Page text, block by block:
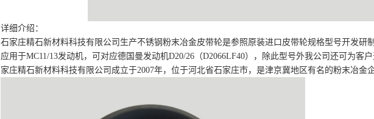
详细介绍：
石家庄精石新材料科技有限公司生产不锈钢粉末冶金皮带轮是参照原装进口皮带轮规格型号开发研
应用于MC11/13发动机，可对应德国曼发动机D20/26（D2066LF40），除此型号外我公司还可为客
家庄精石新材料科技有限公司成立于2007年，位于河北省石家庄市，是津京冀地区有名的粉末冶金企